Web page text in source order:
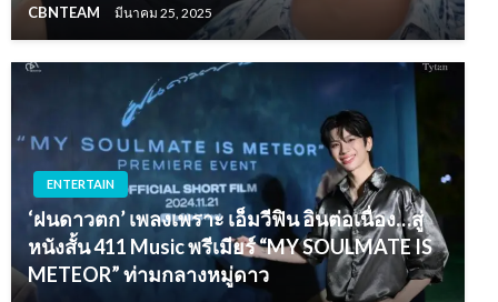
CBNTEAM มีนาคม 25, 2025
ENTERTAIN
‘ฝนดาวตก’ เพลงเพราะ เอ็มวีฟิน อินต่อเนื่อง…สู่
หนังสั้น 411 Music พรีเมียร์ “MY SOULMATE IS
METEOR” ท่ามกลางหมู่ดาว